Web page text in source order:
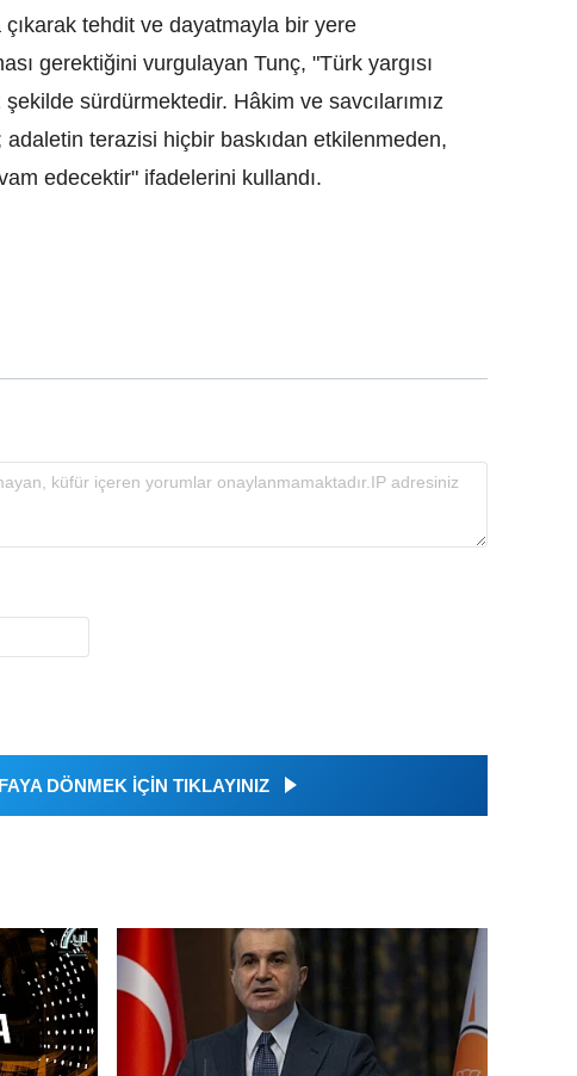
çıkarak tehdit ve dayatmayla bir yere
gerektiğini vurgulayan Tunç, "Türk yargısı
sürdürmektedir. Hâkim ve savcılarımız
terazisi hiçbir baskıdan etkilenmeden,
edecektir" ifadelerini kullandı.
DÖNMEK İÇİN TIKLAYINIZ